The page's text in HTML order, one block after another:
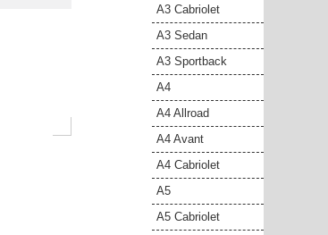
A3 Cabriolet
A3 Sedan
A3 Sportback
A4
A4 Allroad
A4 Avant
A4 Cabriolet
A5
A5 Cabriolet